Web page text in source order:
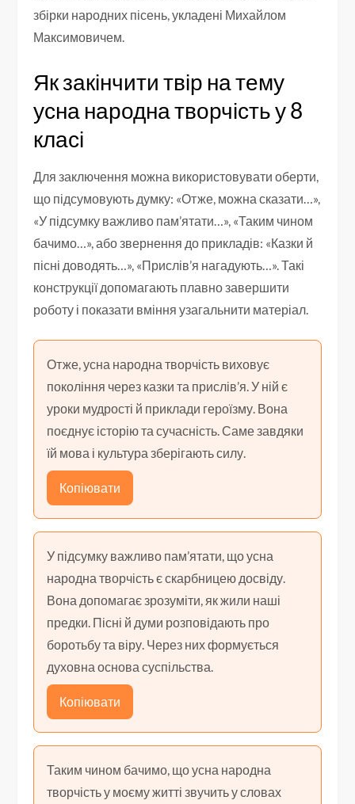
збірки народних пісень, укладені Михайлом
Максимовичем.
Як закінчити твір на тему
усна народна творчість у 8
класі
Для заключення можна використовувати оберти,
що підсумовують думку: «Отже, можна сказати…»,
«У підсумку важливо пам’ятати…», «Таким чином
бачимо…», або звернення до прикладів: «Казки й
пісні доводять…», «Прислів’я нагадують…». Такі
конструкції допомагають плавно завершити
роботу і показати вміння узагальнити матеріал.
Отже, усна народна творчість виховує
покоління через казки та прислів’я. У ній є
уроки мудрості й приклади героїзму. Вона
поєднує історію та сучасність. Саме завдяки
їй мова і культура зберігають силу.
Копіювати
У підсумку важливо пам’ятати, що усна
народна творчість є скарбницею досвіду.
Вона допомагає зрозуміти, як жили наші
предки. Пісні й думи розповідають про
боротьбу та віру. Через них формується
духовна основа суспільства.
Копіювати
Таким чином бачимо, що усна народна
творчість у моєму житті звучить у словах